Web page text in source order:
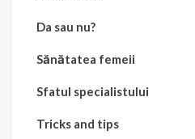
Da sau nu?
Sănătatea femeii
Sfatul specialistului
Tricks and tips